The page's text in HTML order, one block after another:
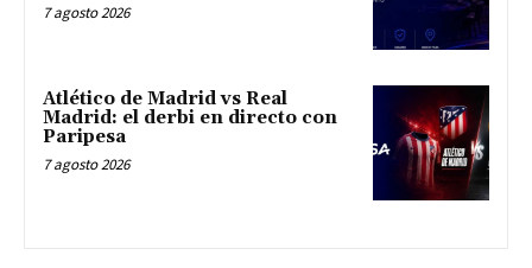
7 agosto 2026
Atlético de Madrid vs Real
Madrid: el derbi en directo con
Paripesa
7 agosto 2026